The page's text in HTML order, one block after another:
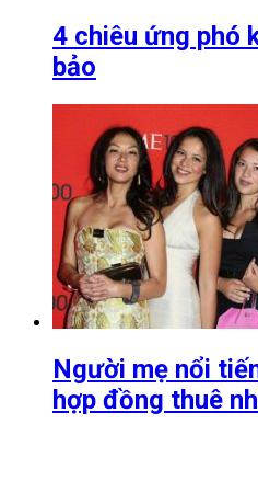
4 chiêu ứng phó
bảo
Người mẹ nổi
hợp đồng thuê